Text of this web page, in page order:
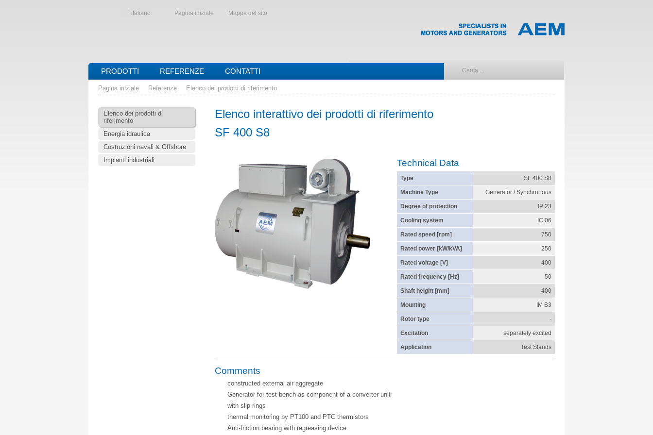
italiano Pagina iniziale Mappa del sito
PRODOTTI REFERENZE CONTATTI
Pagina iniziale Referenze Elenco dei prodotti di riferimento
Elenco dei prodotti di
riferimento
Energia idraulica
Costruzioni navali & Offshore
Impianti industriali
Elenco interattivo dei prodotti di riferimento
SF 400 S8
Technical Data
Type SF 400 S8
Machine Type Generator / Synchronous
Degree of protection IP 23
Cooling system IC 06
Rated speed [rpm] 750
Rated power [kW/kVA] 250
Rated voltage [V] 400
Rated frequency [Hz] 50
Shaft height [mm] 400
Mounting IM B3
Rotor type -
Excitation separately excited
Application Test Stands
Comments
constructed external air aggregate
Generator for test bench as component of a converter unit
with slip rings
thermal monitoring by PT100 and PTC thermistors
Anti-friction bearing with regreasing device